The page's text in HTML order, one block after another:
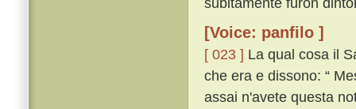
[Voice: panfilo ]
[ 023 ] La qual cosa il
che era e dissono: “
assai n'avete questa